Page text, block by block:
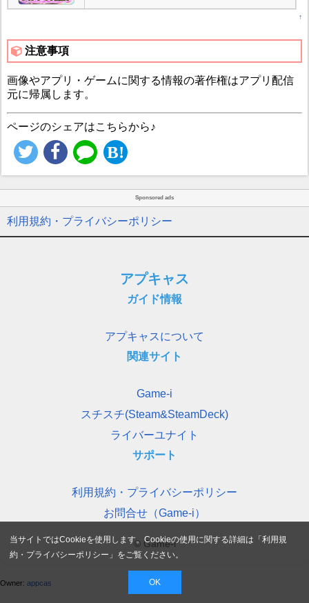
↑
注意事項
画像やアプリ・ゲームに関する情報の著作権はアプリ配信
元に帰属します。
ページのシェアはこちらから♪
Sponsored ads
利用規約・プライバシーポリシー
アプキャス
ガイド情報
アプキャスについて
関連サイト
Game-i
スチスチ(Steam&SteamDeck)
ライバーユナイト
サポート
利用規約・プライバシーポリシー
お問合せ（Game-i）
© Game-i
Owner: appcas
当サイトではCookieを使用します。Cookieの使用に関する詳細は「利用規
約・プライバシーポリシー 」をご覧ください。
OK